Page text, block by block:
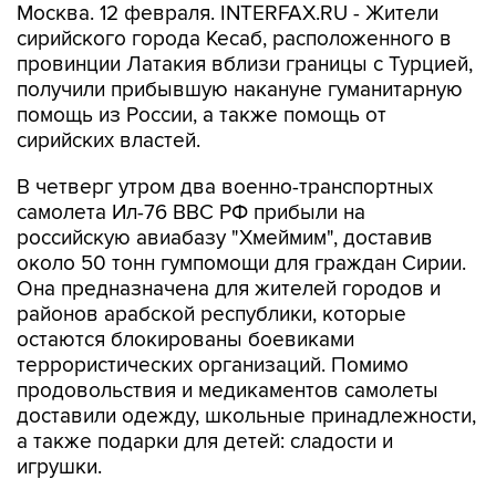
Москва. 12 февраля. INTERFAX.RU - Жители
сирийского города Кесаб, расположенного в
провинции Латакия вблизи границы с Турцией,
получили прибывшую накануне гуманитарную
помощь из России, а также помощь от
сирийских властей.
В четверг утром два военно-транспортных
самолета Ил-76 ВВС РФ прибыли на
российскую авиабазу "Хмеймим", доставив
около 50 тонн гумпомощи для граждан Сирии.
Она предназначена для жителей городов и
районов арабской республики, которые
остаются блокированы боевиками
террористических организаций. Помимо
продовольствия и медикаментов самолеты
доставили одежду, школьные принадлежности,
а также подарки для детей: сладости и
игрушки.